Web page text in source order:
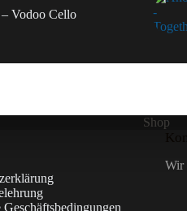
Vodoo Cello
Shop
Wir